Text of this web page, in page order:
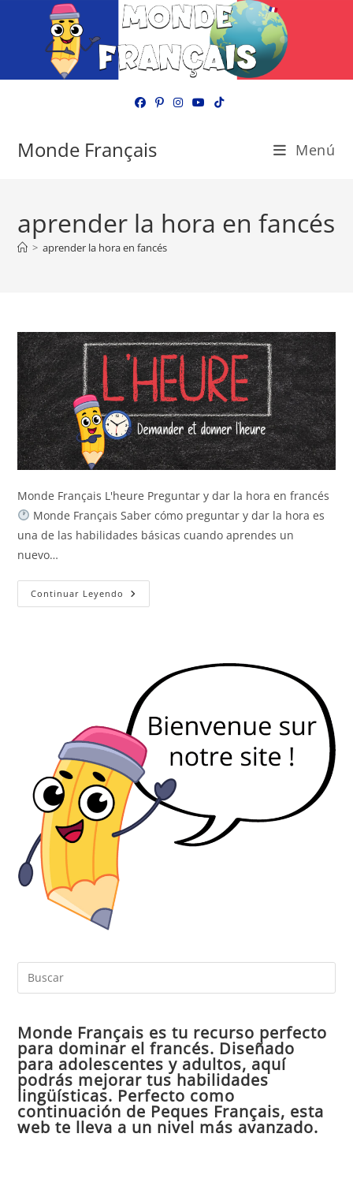
Monde Français Menú
aprender la hora en fancés
> aprender la hora en fancés
Monde Français L'heure Preguntar y dar la hora en francés
Monde Français Saber cómo preguntar y dar la hora es
una de las habilidades básicas cuando aprendes un
nuevo…
Continuar Leyendo La
Hora
Monde Français es tu recurso perfecto
para dominar el francés. Diseñado
para adolescentes y adultos, aquí
podrás mejorar tus habilidades
lingüísticas. Perfecto como
continuación de Peques Français, esta
web te lleva a un nivel más avanzado.